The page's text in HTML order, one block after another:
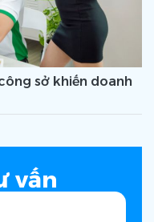
sở khiến doanh
vấn